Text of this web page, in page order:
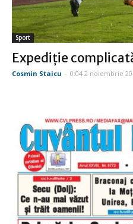
Sport
Expediţie
Cosmin Staicu - 0:04 2 noiembrie